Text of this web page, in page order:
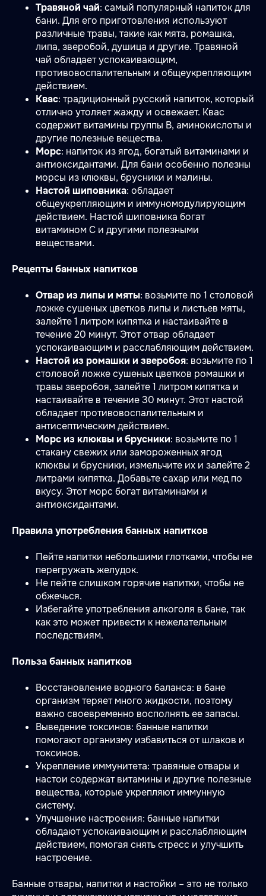
Травяной чай: самый популярный напиток для
бани. Для его приготовления используют
различные травы, такие как мята, ромашка,
липа, зверобой, душица и другие. Травяной
чай обладает успокаивающим,
противовоспалительным и общеукрепляющим
действием.
Квас: традиционный русский напиток, который
отлично утоляет жажду и освежает. Квас
содержит витамины группы В, аминокислоты и
другие полезные вещества.
Морс: напиток из ягод, богатый витаминами и
антиоксидантами. Для бани особенно полезны
морсы из клюквы, брусники и малины.
Настой шиповника: обладает
общеукрепляющим и иммуномодулирующим
действием. Настой шиповника богат
витамином С и другими полезными
веществами.
Рецепты банных напитков
Отвар из липы и мяты: возьмите по 1 столовой
ложке сушеных цветков липы и листьев мяты,
залейте 1 литром кипятка и настаивайте в
течение 20 минут. Этот отвар обладает
успокаивающим и расслабляющим действием.
Настой из ромашки и зверобоя: возьмите по 1
столовой ложке сушеных цветков ромашки и
травы зверобоя, залейте 1 литром кипятка и
настаивайте в течение 30 минут. Этот настой
обладает противовоспалительным и
антисептическим действием.
Морс из клюквы и брусники: возьмите по 1
стакану свежих или замороженных ягод
клюквы и брусники, измельчите их и залейте 2
литрами кипятка. Добавьте сахар или мед по
вкусу. Этот морс богат витаминами и
антиоксидантами.
Правила употребления банных напитков
Пейте напитки небольшими глотками, чтобы не
перегружать желудок.
Не пейте слишком горячие напитки, чтобы не
обжечься.
Избегайте употребления алкоголя в бане, так
как это может привести к нежелательным
последствиям.
Польза банных напитков
Восстановление водного баланса: в бане
организм теряет много жидкости, поэтому
важно своевременно восполнять ее запасы.
Выведение токсинов: банные напитки
помогают организму избавиться от шлаков и
токсинов.
Укрепление иммунитета: травяные отвары и
настои содержат витамины и другие полезные
вещества, которые укрепляют иммунную
систему.
Улучшение настроения: банные напитки
обладают успокаивающим и расслабляющим
действием, помогая снять стресс и улучшить
настроение.
Банные отвары, напитки и настойки – это не только